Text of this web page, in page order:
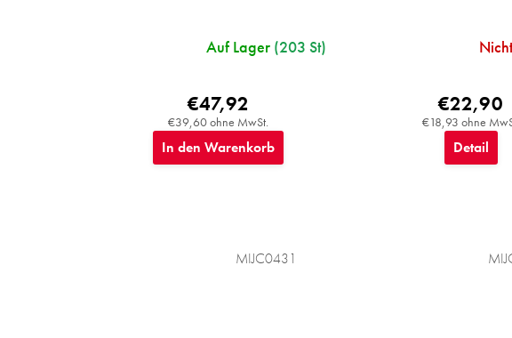
Auf Lager (203 St)
€39,60 ohne MwSt.
€47,92
In den Warenkorb
€18,93 ohne
€22,90
Detail
MIJC0431